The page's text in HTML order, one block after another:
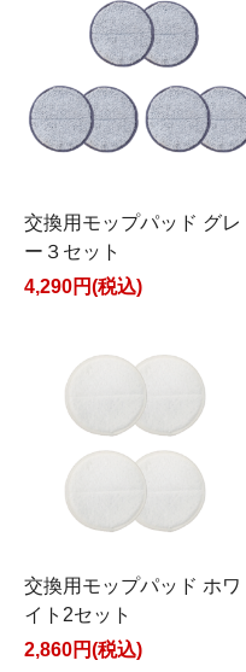
交換用モップパッド グレ
ー３セット
4,290円(税込)
交換用モップパッド ホワ
イト2セット
2,860円(税込)